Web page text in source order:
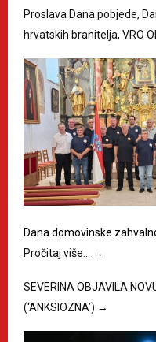
Proslava Dana pobjede,
hrvatskih branitelja, VRO
Dana domovinske
Pročitaj više… →
SEVERINA OBJAVILA
(‘ANKSIOZNA’) →